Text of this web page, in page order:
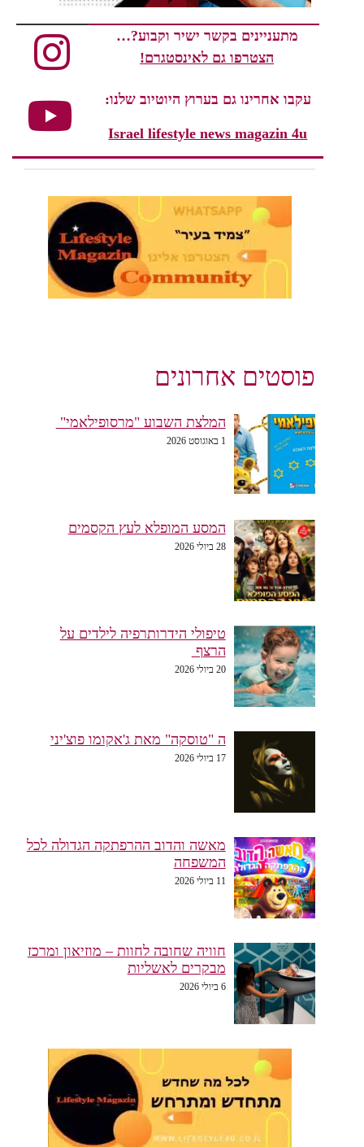
מתעניינים בקשר ישיר וקבוע?…
הצטרפו גם לאינסטגרם!
עקבו אחרינו גם בערוץ היוטיוב שלנו:
Israel lifestyle news magazin 4u
פוסטים אחרונים
המלצת השבוע "מרסופילאמי"
1 באוגוסט 2026
המסע המופלא לעץ הקסמים
28 ביולי 2026
טיפולי הידרותרפיה לילדים על
הרצף
20 ביולי 2026
ה "טוסקה" מאת ג'אקומו פוצ'יני
17 ביולי 2026
מאשה והדוב ההרפתקה הגדולה לכל
המשפחה
11 ביולי 2026
חוויה שחובה לחוות – מוזיאון ומרכז
מבקרים לאשליות
6 ביולי 2026